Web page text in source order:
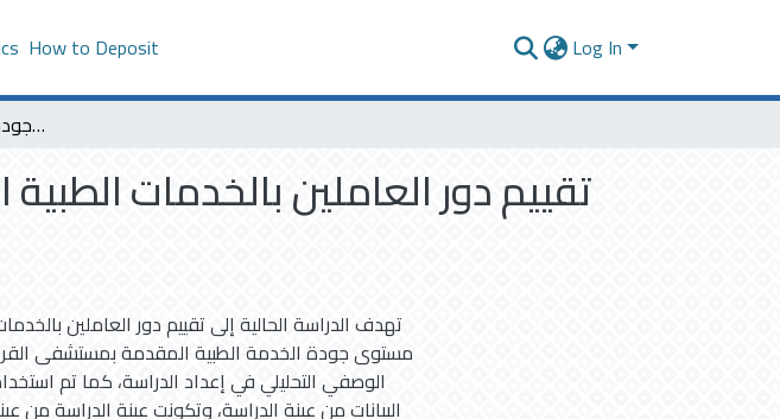
How to Deposit Log In
تقييم دور العاملين بالخدمات الطبية المساعدة في تحسين جودة الخدمة :دراسة تطبيقية
تقييم دور العاملين بالخدمات
تهدف الدراسة الحالية إلى تقييم دور العاملين
مستوى جودة الخدمة الطبية المقدمة بمستشفى
الوصفي التحليلي في إعداد الدراسة، كما تم